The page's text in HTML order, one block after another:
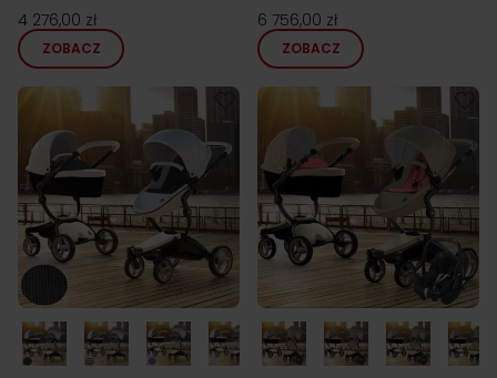
4 276,00 zł
ZOBACZ
6 756,00 zł
ZOBACZ